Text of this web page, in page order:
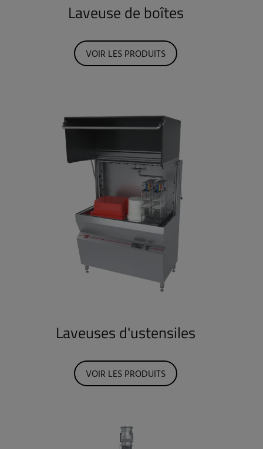
Laveuse de boîtes
VOIR LES PRODUITS
Laveuses d'ustensiles
VOIR LES PRODUITS